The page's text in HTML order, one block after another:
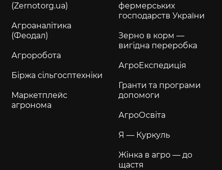
(Zernotorg.ua)
Агроаналітика
(Феодал)
Агроробота
Біржа сільгосптехніки
Маркетплейс
агронома
фермерських
господарств України
Зерно в корм —
вигідна переробка
АгроЕкспедиція
Гранти та програми
допомоги
АгроОсвіта
Я — Куркуль
Жінка в агро — до
щастя